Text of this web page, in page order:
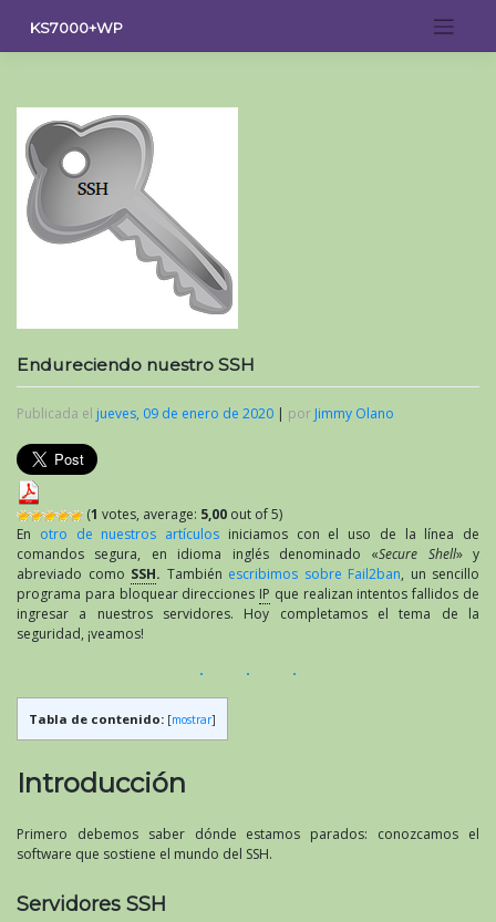
contenido
KS7000+WP
Endureciendo nuestro SSH
Publicada el jueves, 09 de enero de 2020 | por Jimmy Olano
(1 votes, average: 5,00 out of 5)
En otro de nuestros artículos iniciamos con el uso de la línea de
comandos segura, en idioma inglés denominado «Secure Shell» y
abreviado como SSH. También escribimos sobre Fail2ban, un sencillo
programa para bloquear direcciones IP que realizan intentos fallidos de
ingresar a nuestros servidores. Hoy completamos el tema de la
seguridad, ¡veamos!
Tabla de contenido: [mostrar]
Introducción
Primero debemos saber dónde estamos parados: conozcamos el
software que sostiene el mundo del SSH.
Servidores SSH